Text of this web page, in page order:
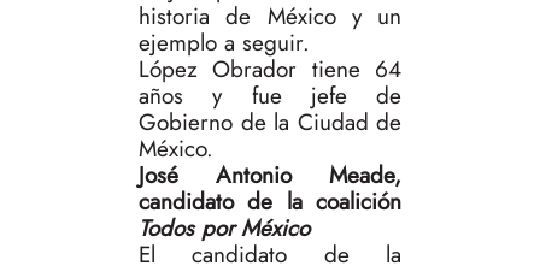
historia de México y un
ejemplo a seguir.
López Obrador tiene 64
años y fue jefe de
Gobierno de la Ciudad de
México.
José Antonio Meade,
candidato de la coalición
Todos por México
El candidato de la